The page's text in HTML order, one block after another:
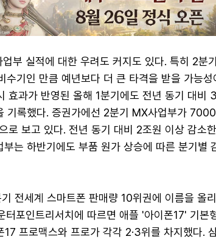
부 실적에 대한 우려도 커지도 있다. 특히 2분
수기인 만큼 예년보다 더 큰 타격을 받을 가능성
효과가 반영된 올해 1분기에도 전년 동기 대비
기록했다. 증권가에선 2분기 MX사업부가
보고 있다. 전년 동기 대비 2조원 이상 감소
는 하반기에도 부품 원가 상승에 따른 분기별
전세계 스마트폰 판매량 10위권에 이름을 올
터포인트리서치에 따르면 애플 '아이폰17' 기본
프로맥스와 프로가 각각 2·3위를 차지했다.